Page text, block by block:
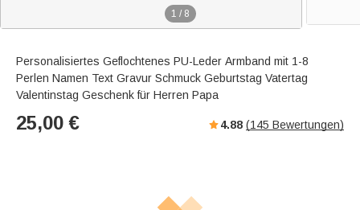
1 / 8
Personalisiertes Geflochtenes PU-Leder Armband mit 1-8
Perlen Namen Text Gravur Schmuck Geburtstag Vatertag
Valentinstag Geschenk für Herren Papa
25,00 € 4.88 (145 Bewertungen)